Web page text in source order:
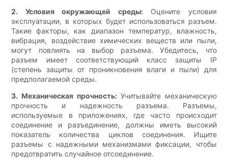
2. Условия окружающей среды:Оцените условия
эксплуатации, в которых будет использоваться разъем.
Такие факторы, как диапазон температур, влажность,
вибрация, воздействие химических веществ или пыли,
могут повлиять на выбор разъема. Убедитесь, что
разъем имеет соответствующий класс защиты IP
(степень защиты от проникновения влаги и пыли) для
предполагаемой среды.
3. Механическая прочность:Учитывайте механическую
прочность и надежность разъема. Разъемы,
используемые в приложениях, где часто происходит
соединение и разъединение, должны иметь высокий
показатель количества циклов соединения. Ищите
разъемы с надежными механизмами фиксации, чтобы
предотвратить случайное отсоединение.